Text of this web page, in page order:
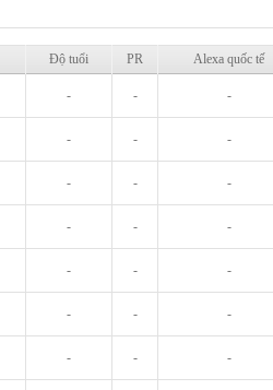
Độ tuổi PR Alexa quốc tế
- - -
- - -
- - -
- - -
- - -
- - -
- - -